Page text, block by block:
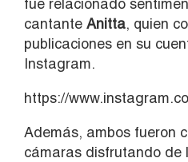
fue relacionado
cantante Anitta, quien
publicaciones en su
Instagram.
https://
Además, ambos fueron
cámaras disfrutando de